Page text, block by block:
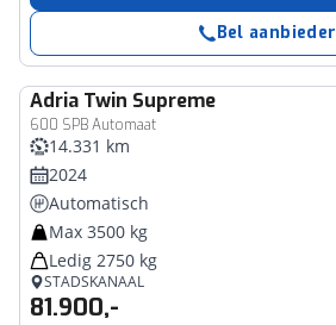
Bel aanbieder
Adria Twin Supreme
600 SPB Automaat
14.331 km
2024
Automatisch
Max 3500 kg
Ledig 2750 kg
STADSKANAAL
81.900,-